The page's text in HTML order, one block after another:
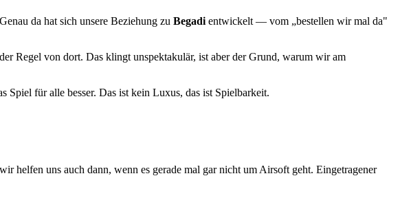
da hat sich unsere Beziehung zu Begadientwickelt — vom „bestellen wir mal da"
Regel von dort. Das klingt unspektakulär, ist aber der Grund, warum wir am
Spiel für alle besser. Das ist kein Luxus, das ist Spielbarkeit.
helfen uns auch dann, wenn es gerade mal gar nicht um Airsoft geht. Eingetragener